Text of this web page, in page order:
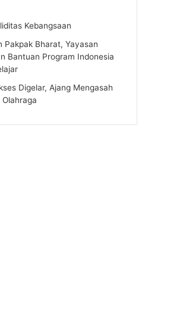
Kebangsaan
Pakpak Bharat, Yayasan
Bantuan Program Indonesia
Digelar, Ajang Mengasah